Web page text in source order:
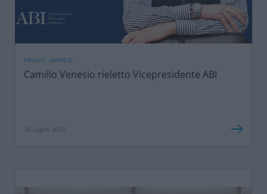
PRIVATI, IMPRESE
Camillo Venesio rieletto Vicepresidente ABI
16 Luglio 2026